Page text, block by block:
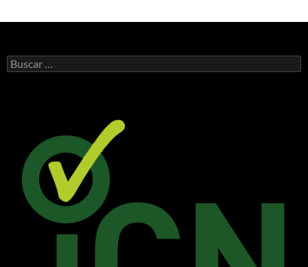
Buscar: